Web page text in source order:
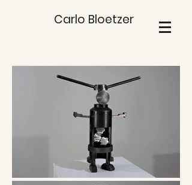
Carlo Bloetzer